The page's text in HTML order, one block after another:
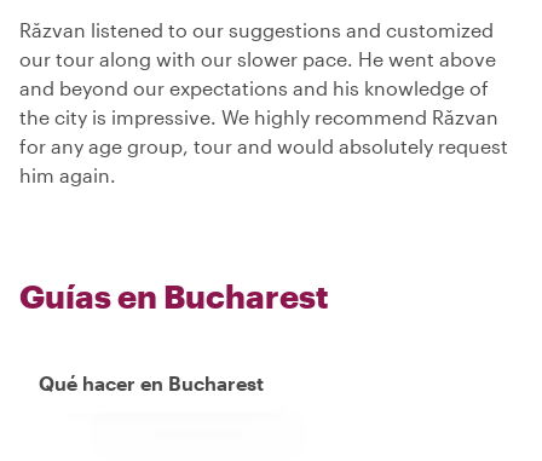
Răzvan listened to our suggestions and customized
our tour along with our slower pace. He went above
and beyond our expectations and his knowledge of
the city is impressive. We highly recommend Răzvan
for any age group, tour and would absolutely request
him again.
Guías en Bucharest
Qué hacer en Bucharest